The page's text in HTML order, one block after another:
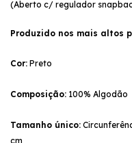
(Aberto c/ regulador
Produzido nos mais altos
Cor: Preto
Composição: 100% Algodão
Tamanho único:
cm